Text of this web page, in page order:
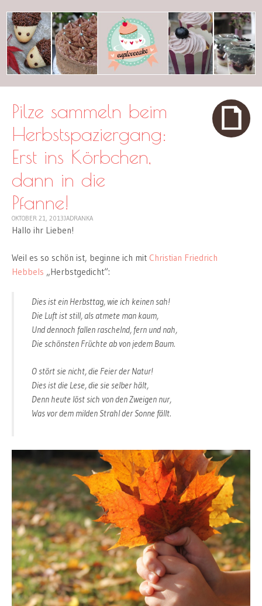
cuplovecake
Pilze sammeln beim
Herbstspaziergang:
Erst ins Körbchen,
dann in die
Pfanne!
OKTOBER 21, 2013JADRANKA
Hallo ihr Lieben!
Weil es so schön ist, beginne ich mit Christian Friedrich
Hebbels „Herbstgedicht“:
Dies ist ein Herbsttag, wie ich keinen sah!
Die Luft ist still, als atmete man kaum,
Und dennoch fallen raschelnd, fern und nah,
Die schönsten Früchte ab von jedem Baum.
O stört sie nicht, die Feier der Natur!
Dies ist die Lese, die sie selber hält,
Denn heute löst sich von den Zweigen nur,
Was vor dem milden Strahl der Sonne fällt.